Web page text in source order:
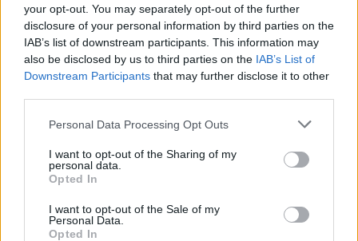
your opt-out. You may separately opt-out of the further
disclosure of your personal information by third parties on the
IAB’s list of downstream participants. This information may
also be disclosed by us to third parties on the IAB’s List of
Downstream Participants that may further disclose it to other
Personal Data Processing Opt Outs
I want to opt-out of the Sharing of my
personal data.
Opted In
I want to opt-out of the Sale of my
Personal Data.
Opted In
Rozmiar wyświetlacza
16 znaków x 1 wiersz
Technologia